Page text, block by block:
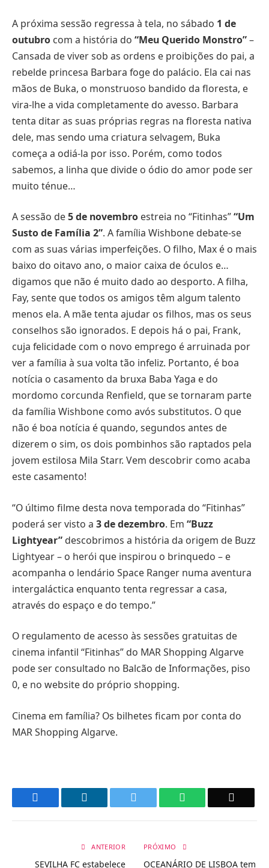
A próxima sessão regressa à tela, no sábado 1 de
outubro com a história do “Meu Querido Monstro”–
Cansada de viver sob as ordens e proibições do pai, a
rebelde princesa Barbara foge do palácio. Ela cai nas
mãos de Buka, o monstruoso bandido da floresta, e
vira-lhe a vida completamente do avesso. Barbara
tenta ditar as suas próprias regras na floresta nativa
dele, mas sendo uma criatura selvagem, Buka
começa a odiá-la por isso. Porém, como todos
sabemos, a linha que divide o ódio do amor pode ser
muito ténue…
A sessão de5 de novembro estreia no “Fitinhas”“Um
Susto de Família 2”. A família Wishbone debate-se
com as suas várias imperfeições. O filho, Max é o mais
baixo do oitavo ano, o maior caixa de óculos e…
digamos que não é muito dado ao desporto. A filha,
Fay, sente que todos os amigos têm algum talento
menos ela. A mãe tenta ajudar os filhos, mas os seus
conselhos são ignorados. E depois há o pai, Frank,
cuja felicidade com o novo emprego é arruinada por
ver a família à sua volta tão infeliz. Portanto, é boa
notícia o casamento da bruxa Baba Yaga e do
mordomo corcunda Renfield, que se tornaram parte
da família Wishbone como avós substitutos. O que
não é boa notícia é quando, segundos antes de
dizerem o sim, os dois pombinhos são raptados pela
jovem estilosa Mila Starr. Vem descobrir como acaba
este casamento!
“O último filme desta nova temporada do “Fitinhas”
poderá ser visto a 3 de dezembro. Em “Buzz
Lightyear” descobrimos a história da origem de Buzz
Lightyear – o herói que inspirou o brinquedo – e
acompanha o lendário Space Ranger numa aventura
intergaláctica enquanto tenta regressar a casa,
através do espaço e do tempo.”
O regulamento de acesso às sessões gratuitas de
cinema infantil “Fitinhas” do MAR Shopping Algarve
pode ser consultado no Balcão de Informações, piso
0, e no website do próprio shopping.
Cinema em família? Os bilhetes ficam por conta do
MAR Shopping Algarve.
WhatsApp
ANTERIOR
SEVILHA FC estabelece
PRÓXIMO
OCEANÁRIO DE LISBOA tem